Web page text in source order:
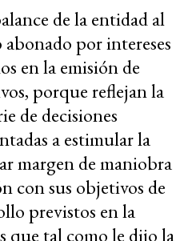
de la entidad al
por intereses
en la emisión de
porque reflejan la
de decisiones
a estimular la
margen de maniobra
con sus objetivos de
previstos en la
que tal como le dijo la